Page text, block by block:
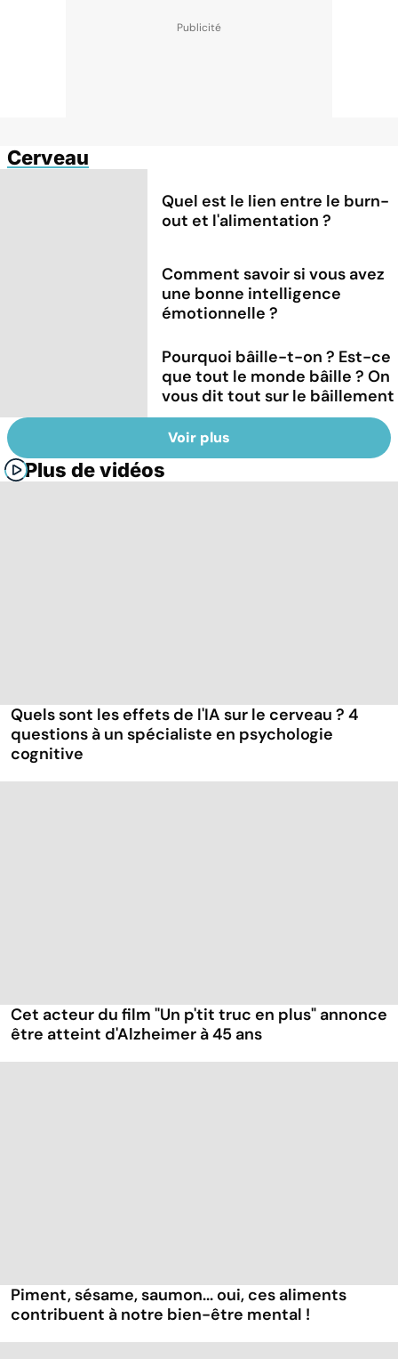
Cerveau
Quel est le lien entre le burn-
out et l'alimentation ?
Comment savoir si vous avez
une bonne intelligence
émotionnelle ?
Pourquoi bâille-t-on ? Est-ce
que tout le monde bâille ? On
vous dit tout sur le bâillement
Voir plus
Plus de vidéos
Quels sont les effets de l'IA sur le cerveau ? 4
questions à un spécialiste en psychologie
cognitive
Cet acteur du film "Un p'tit truc en plus" annonce
être atteint d'Alzheimer à 45 ans
Piment, sésame, saumon... oui, ces aliments
contribuent à notre bien-être mental !